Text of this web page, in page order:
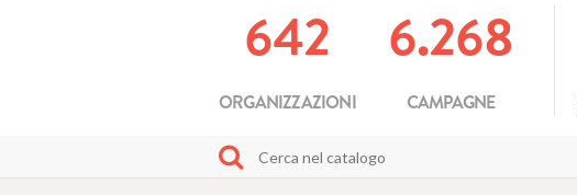
642
ORGANIZZAZIONI
6.268
CAMPAGNE